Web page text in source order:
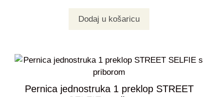
Dodaj u košaricu
Pernica jednostruka 1 preklop STREET